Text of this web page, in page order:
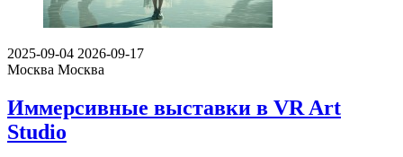
2025-09-04 2026-09-17
Москва Москва
Иммерсивные выставки в VR Art
Studio